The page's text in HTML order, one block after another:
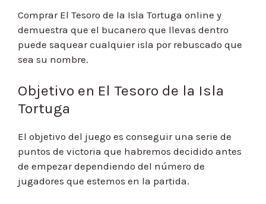
Comprar El Tesoro de la Isla Tortuga online y
demuestra que el bucanero que llevas dentro
puede saquear cualquier isla por rebuscado que
sea su nombre.
Objetivo en El Tesoro de la Isla
Tortuga
El objetivo del juego es conseguir una serie de
puntos de victoria que habremos decidido antes
de empezar dependiendo del número de
jugadores que estemos en la partida.